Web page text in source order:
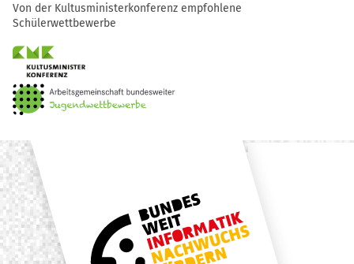
Von der Kultusministerkonferenz empfohlene
Schülerwettbewerbe